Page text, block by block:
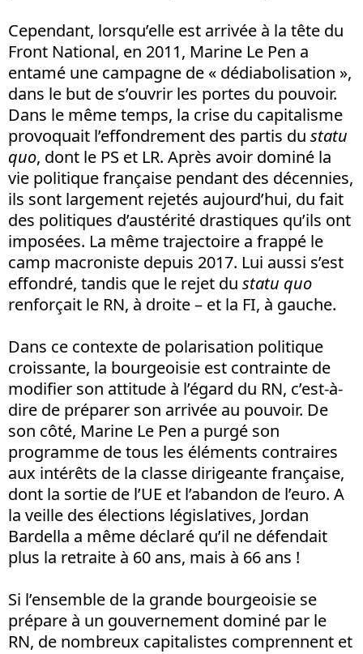
Cependant, lorsqu’elle est arrivée à la tête du
Front National, en 2011, Marine Le Pen a
entamé une campagne de « dédiabolisation »,
dans le but de s’ouvrir les portes du pouvoir.
Dans le même temps, la crise du capitalisme
provoquait l’effondrement des partis du statu
quo, dont le PS et LR. Après avoir dominé la
vie politique française pendant des décennies,
ils sont largement rejetés aujourd’hui, du fait
des politiques d’austérité drastiques qu’ils ont
imposées. La même trajectoire a frappé le
camp macroniste depuis 2017. Lui aussi s’est
effondré, tandis que le rejet du statu quo
renforçait le RN, à droite – et la FI, à gauche.
Dans ce contexte de polarisation politique
croissante, la bourgeoisie est contrainte de
modifier son attitude à l’égard du RN, c’est-à-
dire de préparer son arrivée au pouvoir. De
son côté, Marine Le Pen a purgé son
programme de tous les éléments contraires
aux intérêts de la classe dirigeante française,
dont la sortie de l’UE et l’abandon de l’euro. A
la veille des élections législatives, Jordan
Bardella a même déclaré qu’il ne défendait
plus la retraite à 60 ans, mais à 66 ans !
Si l’ensemble de la grande bourgeoisie se
prépare à un gouvernement dominé par le
RN, de nombreux capitalistes comprennent et